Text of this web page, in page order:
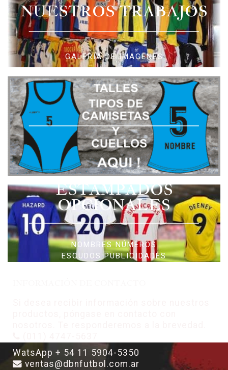
NUESTROS TRABAJOS
GALERIA DE IMAGENES
ESTAMPADOS
OPCIONALES
NOMBRES NÚMEROS
ESCUDOS PUBLICIDADES
WatsApp + 54 11 5904-5350
ventas@dbnfutbol.com.ar